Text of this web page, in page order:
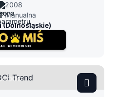
2008
Manualna
(Dolnośląskie)